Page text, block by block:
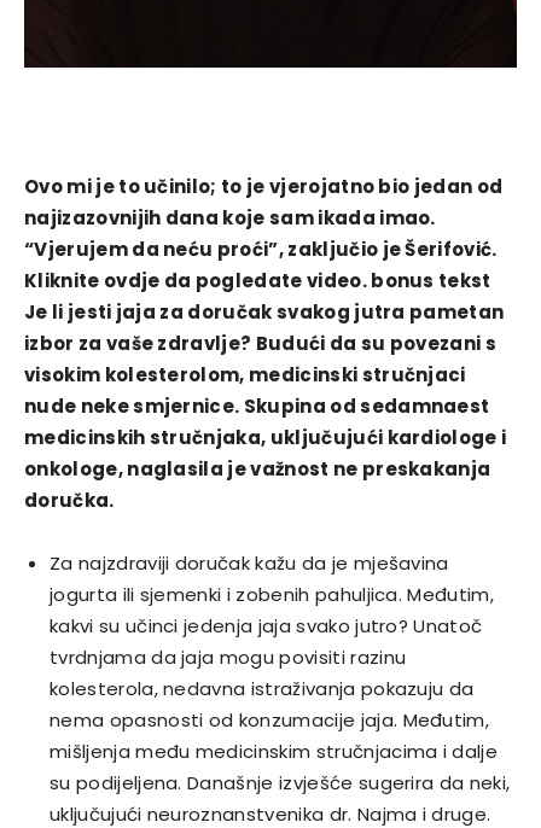
Ovo mi je to učinilo; to je vjerojatno bio jedan od
najizazovnijih dana koje sam ikada imao.
“Vjerujem da neću proći”, zaključio je Šerifović.
Kliknite ovdje da pogledate video. bonus tekst
Je li jesti jaja za doručak svakog jutra pametan
izbor za vaše zdravlje? Budući da su povezani s
visokim kolesterolom, medicinski stručnjaci
nude neke smjernice. Skupina od sedamnaest
medicinskih stručnjaka, uključujući kardiologe i
onkologe, naglasila je važnost ne preskakanja
doručka.
Za najzdraviji doručak kažu da je mješavina
jogurta ili sjemenki i zobenih pahuljica. Međutim,
kakvi su učinci jedenja jaja svako jutro? Unatoč
tvrdnjama da jaja mogu povisiti razinu
kolesterola, nedavna istraživanja pokazuju da
nema opasnosti od konzumacije jaja. Međutim,
mišljenja među medicinskim stručnjacima i dalje
su podijeljena. Današnje izvješće sugerira da neki,
uključujući neuroznanstvenika dr. Najma i druge.